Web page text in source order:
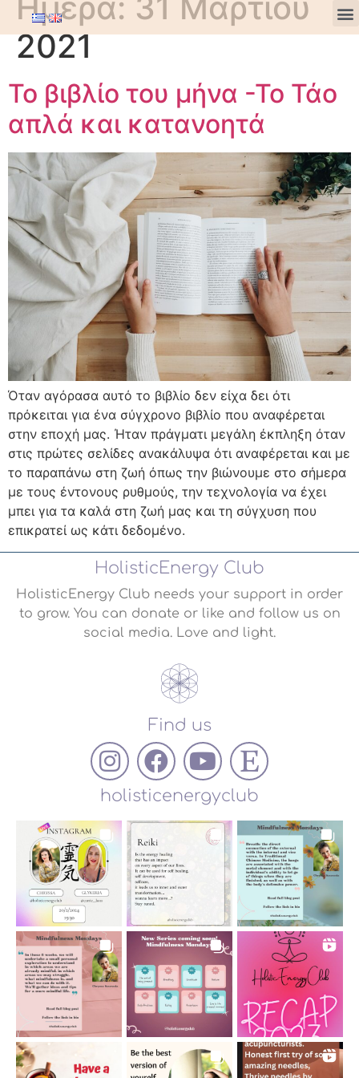
2021
Το βιβλίο του μήνα -Το Τάο
απλά και κατανοητά
Όταν αγόρασα αυτό το βιβλίο δεν είχα δει ότι
πρόκειται για ένα σύγχρονο βιβλίο που αναφέρεται
στην εποχή μας. Ήταν πράγματι μεγάλη έκπληξη όταν
στις πρώτες σελίδες ανακάλυψα ότι αναφέρεται και με
το παραπάνω στη ζωή όπως την βιώνουμε στο σήμερα
με τους έντονους ρυθμούς, την τεχνολογία να έχει
μπει για τα καλά στη ζωή μας και τη σύγχυση που
επικρατεί ως κάτι δεδομένο.
HolisticEnergy Club
HolisticEnergy Club needs your support in order
to grow. You can donate or like and follow us on
social media. Love and light.
Find us
holisticenergyclub